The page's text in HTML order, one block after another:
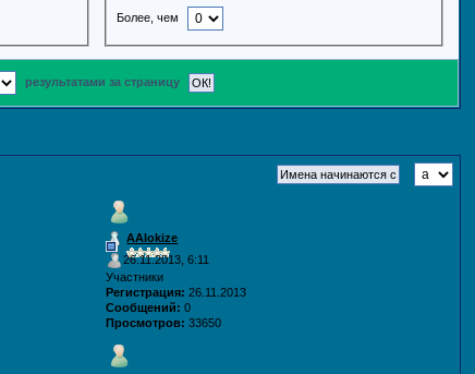
Более, чем
результатами за страницу
AAlokize
26.11.2013, 6:11
Участники
Регистрация: 26.11.2013
Сообщений: 0
Просмотров: 33650